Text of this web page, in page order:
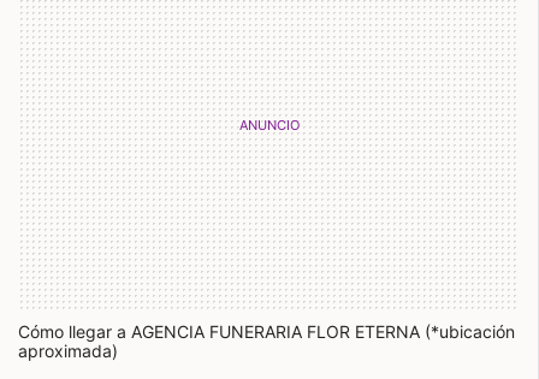
Cómo llegar a AGENCIA FUNERARIA FLOR ETERNA (*ubicación
aproximada)